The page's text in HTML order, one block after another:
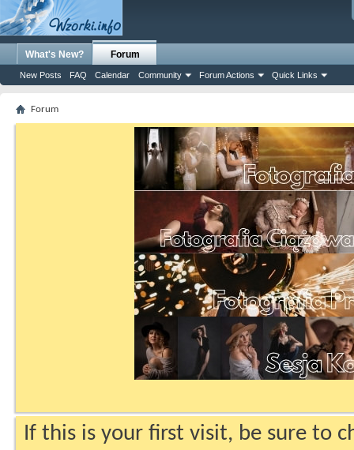
What's New? Forum
New Posts FAQ Calendar Community Forum Actions Quick Links
Forum
If this is your first visit, be sure to